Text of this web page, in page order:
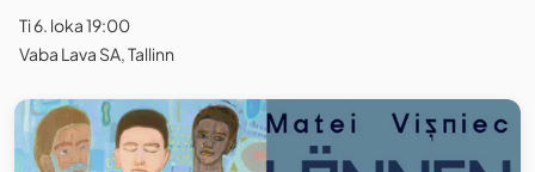
Ti 6. loka 19:00
Vaba Lava SA, Tallinn